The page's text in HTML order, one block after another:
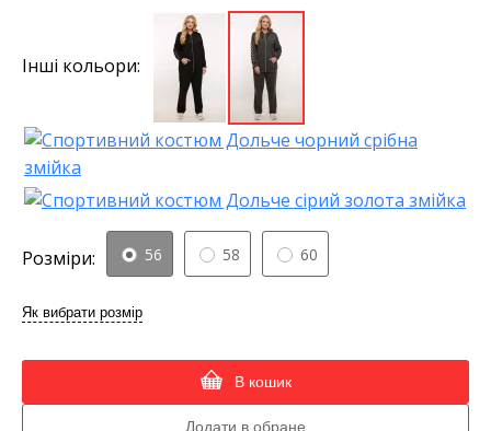
Інші кольори:
Розміри: 56 58 60
Як вибрати розмір
В кошик